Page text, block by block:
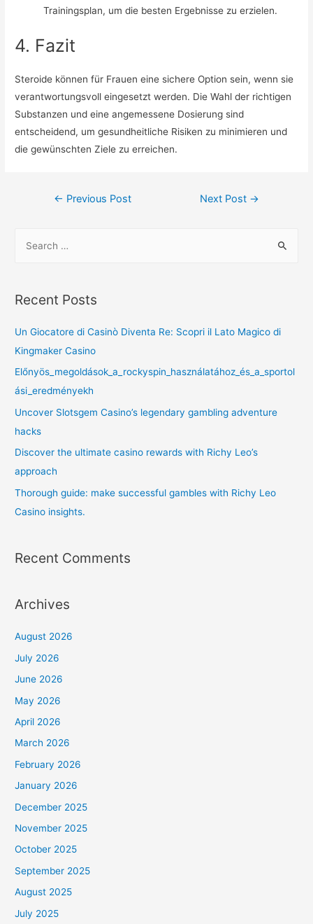
Trainingsplan, um die besten Ergebnisse zu erzielen.
4. Fazit
Steroide können für Frauen eine sichere Option sein, wenn sie
verantwortungsvoll eingesetzt werden. Die Wahl der richtigen
Substanzen und eine angemessene Dosierung sind
entscheidend, um gesundheitliche Risiken zu minimieren und
die gewünschten Ziele zu erreichen.
← Previous Post Next Post →
Recent Posts
Un Giocatore di Casinò Diventa Re: Scopri il Lato Magico di
Kingmaker Casino
Előnyös_megoldások_a_rockyspin_használatához_és_a_sportol
ási_eredményekh
Uncover Slotsgem Casino’s legendary gambling adventure
hacks
Discover the ultimate casino rewards with Richy Leo’s
approach
Thorough guide: make successful gambles with Richy Leo
Casino insights.
Recent Comments
Archives
August 2026
July 2026
June 2026
May 2026
April 2026
March 2026
February 2026
January 2026
December 2025
November 2025
October 2025
September 2025
August 2025
July 2025